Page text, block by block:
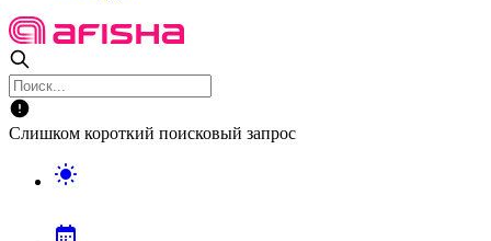
Слишком короткий поисковый запрос